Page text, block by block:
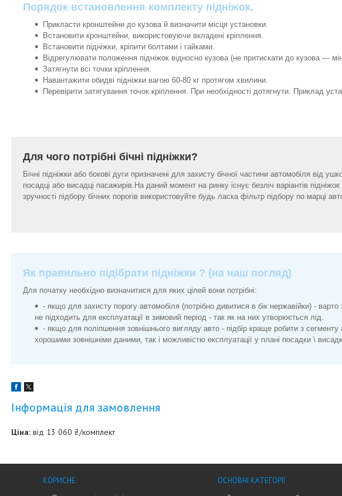
Порядок встановлення комплекту підніжок.
Прикласти кронштейни до кузова й визначити місця установки.
Встановити кронштейни, використовуючи вкладені кріплення.
Встановити підніжки, кріпити болтами і гайками.
Відрегулювати положення підніжок відносно кузова (не притискати до кузова ―
Затягнути всі точки кріплення.
Навантажити обидві підніжки вагою 60-80 кг протягом хвилини.
Перевірити затягування точок кріплення. При необхідності дотягнути. Приклад
Для чого потрібні бічні підніжки?
Бічні підніжки або бокові дуги призначені для захисту бічної частини автомобіля від
посадці або висадці пасажирів.На даний момент на ринку існує безліч варіантів
зручності підбору бічних порогів використовуйте будь ласка фільтр підбору по марці
Як правильно підібрати підніжки ? (на наш погляд)
Для початку необхідно визначитися для яких цілей вони потрібні:
- якщо для захисту порогу автомобіля (потрібно дивитися в бік нержавійки) -
не підходить для експлуатації в зимовий період - так як на них утворюється лід.
- якщо для поліпшення зовнішнього вигляду авто - підбір краще робити з
хорошими зовнішніми даними, так і можливістю експлуатації у плані посадки \
Інформація для замовлення
Ціна: від 13 060 ₴/комплект
КОРИСНЕ
ОСНОВНІ КАТЕГОРІЇ